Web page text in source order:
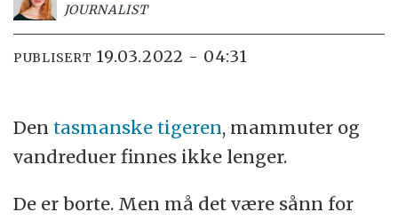
JOURNALIST
PUBLISERT 19.03.2022 - 04:31
Dentasmanske tigeren, mammuter og
vandreduer finnes ikke lenger.
De er borte. Men må det være sånn for